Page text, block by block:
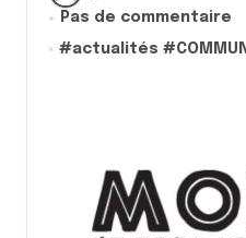
Pas de commentaire
#actualités #